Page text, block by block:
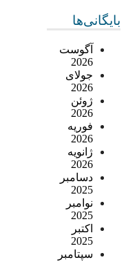
بایگانی‌ها
آگوست
2026
جولای
2026
ژوئن
2026
فوریه
2026
ژانویه
2026
دسامبر
2025
نوامبر
2025
اکتبر
2025
سپتامبر